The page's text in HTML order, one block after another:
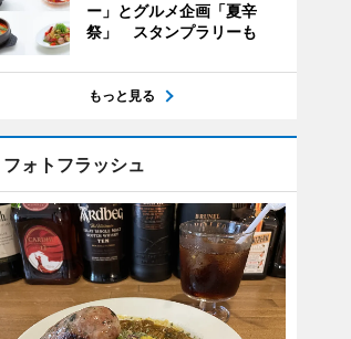
ー」とグルメ企画「夏辛
祭」 スタンプラリーも
もっと見る
フォトフラッシュ